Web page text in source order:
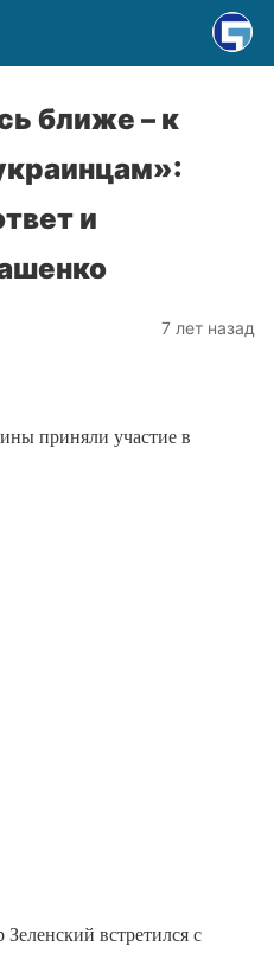
ближе – к
и
7 лет назад
приняли участие в
встретился с